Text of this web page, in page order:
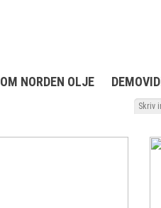
OM NORDEN OLJE